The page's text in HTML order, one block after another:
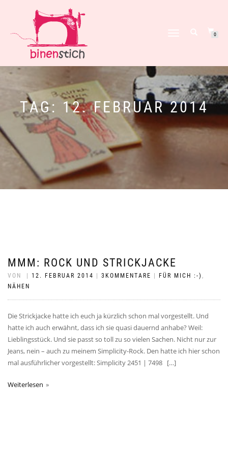
0
TAG: 12. FEBRUAR 2014
MMM: ROCK UND STRICKJACKE
VON 12. FEBRUAR 2014 3KOMMENTARE FÜR MICH :-) ,
NÄHEN
Die Strickjacke hatte ich euch ja kürzlich schon mal vorgestellt. Und
hatte ich auch erwähnt, dass ich sie quasi dauernd anhabe? Weil:
Lieblingsstück. Und sie passt so toll zu so vielen Sachen. Nicht nur zur
Jeans, nein – auch zu meinem Simplicity-Rock. Den hatte ich hier schon
mal ausführlicher vorgestellt: Simplicity 2451 | 7498 […]
Weiterlesen